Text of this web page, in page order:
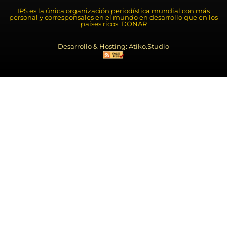
IPS es la única organización periodística mundial con más
personal y corresponsales en el mundo en desarrollo que en los
países ricos. DONAR
Desarrollo & Hosting: Atiko.Studio